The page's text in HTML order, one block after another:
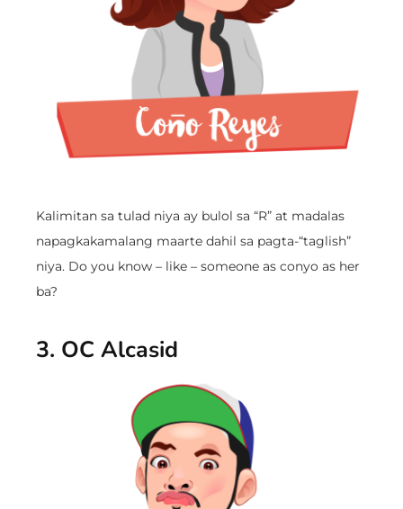
Kalimitan sa tulad niya ay bulol sa “R” at madalas
napagkakamalang maarte dahil sa pagta-“taglish”
niya. Do you know – like – someone as conyo as her
ba?
3. OC Alcasid